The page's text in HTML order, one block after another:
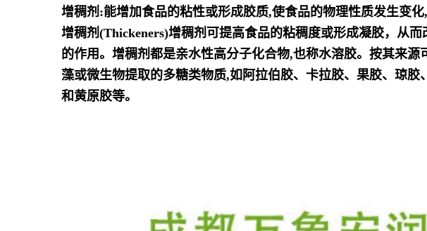
增稠剂:能增加食品的粘性或形成胶质,使食品的物理性质发生变
增稠剂(Thickeners)增稠剂可提高食品的粘稠度或形成凝胶，从
的作用。增稠剂都是亲水性高分子化合物,也称水溶胶。按其来源
藻或微生物提取的多糖类物质,如阿拉伯胶、卡拉胶、果胶、琼
和黄原胶等。